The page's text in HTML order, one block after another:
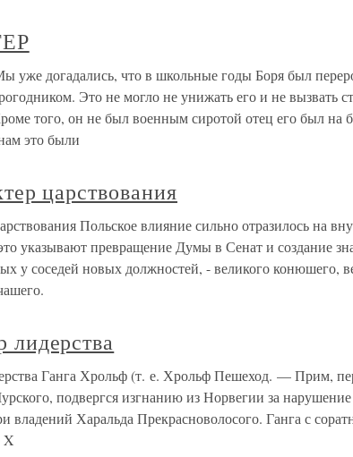
догадались, что в школьные годы Боря был
Это не могло не унижать его и не вызвать
того, он не был военным сиротой отец его был на
это были
царствования
Польское влияние сильно отразилось на
указывают превращение Думы в Сенат и создание
у соседей новых должностей, - великого конюшего,
лидерства
Ганга Хрольф (т. е. Хрольф Пешеход. — Прим,
подвергся изгнанию из Норвегии за нарушение
владений Харальда Прекрасноволосого. Ганга с
X